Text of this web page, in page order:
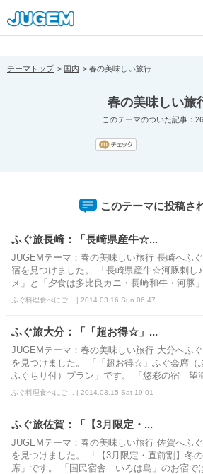
[pear_error: message="Success" code=0
prefix="" info=""]
テーマトップ 国内 春の美味しい旅行
春の美味しい旅
このテーマのついた記事：
このテーマに投稿さ
ふぐ旅長崎：「長崎県産牛☆...
JUGEMテーマ：春の美味しい旅行 長崎へふ
宿を見つけました。 「長崎県産牛☆河豚刺し
メ」と「夕食は多比良カニ・長崎和牛・河豚
ふぐ料理食べにご... | 2014.03.16 Sun 06:47
ふぐ旅大分：「「超お得☆」...
JUGEMテーマ：春の美味しい旅行 大分へふ
を見つけました。 「「超お得☆」ふぐ会席（
ふぐちり付）プラン」です。 「悠彩の宿 望
ふぐ料理食べにご... | 2014.03.15 Sat 19:01
ふぐ旅佐賀：「【3月限定・...
JUGEMテーマ：春の美味しい旅行 佐賀へふ
を見つけました。 「【3月限定・直前割】冬
席」です。 「国民宿舎 いろは島」のお宿で